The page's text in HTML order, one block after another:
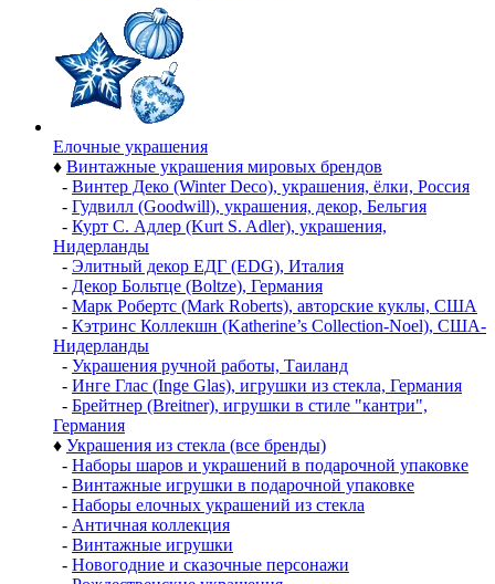
Елочные украшения
♦ Винтажные украшения мировых брендов
- Винтер Деко (Winter Deco), украшения, ёлки, Россия
- Гудвилл (Goodwill), украшения, декор, Бельгия
- Курт С. Адлер (Kurt S. Adler), украшения,
Нидерланды
- Элитный декор ЕДГ (EDG), Италия
- Декор Больтце (Boltze), Германия
- Марк Робертс (Mark Roberts), авторские куклы, США
- Кэтринс Коллекшн (Katherine’s Collection-Noel), США-
Нидерланды
- Украшения ручной работы, Таиланд
- Инге Глас (Inge Glas), игрушки из стекла, Германия
- Брейтнер (Breitner), игрушки в стиле "кантри",
Германия
♦ Украшения из стекла (все бренды)
- Наборы шаров и украшений в подарочной упаковке
- Винтажные игрушки в подарочной упаковке
- Наборы елочных украшений из стекла
- Античная коллекция
- Винтажные игрушки
- Новогодние и сказочные персонажи